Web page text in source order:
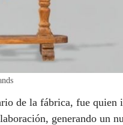
de la fábrica, fue quien
generando un